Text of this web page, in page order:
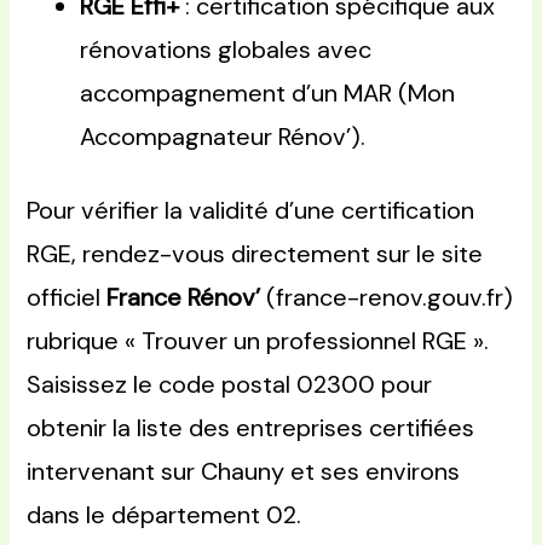
RGE Effi+: certification spécifique aux
rénovations globales avec
accompagnement d’un MAR (Mon
Accompagnateur Rénov’).
Pour vérifier la validité d’une certification
RGE, rendez-vous directement sur le site
officiel France Rénov’(france-renov.gouv.fr)
rubrique « Trouver un professionnel RGE ».
Saisissez le code postal 02300 pour
obtenir la liste des entreprises certifiées
intervenant sur Chauny et ses environs
dans le département 02.